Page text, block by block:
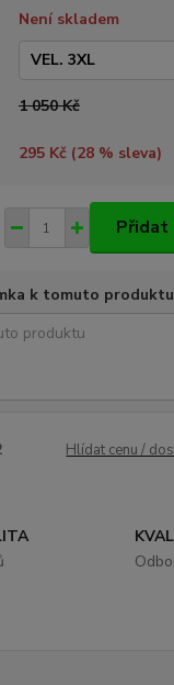
Není skladem
1 050 Kč
295 Kč (28% sleva)
Přidat
k tomuto produktu
Hlídat cenu /